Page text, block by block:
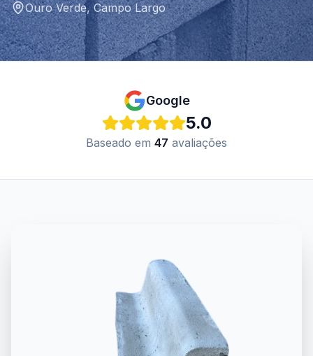
Ouro Verde, Campo Largo
Google
5.0
Baseado em 47 avaliações